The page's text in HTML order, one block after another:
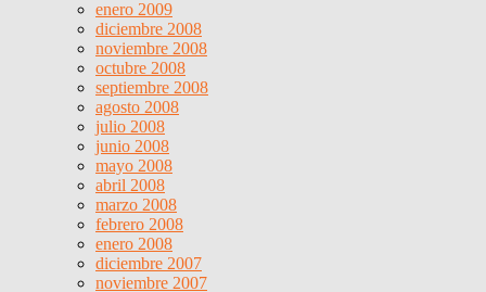
enero 2009
diciembre 2008
noviembre 2008
octubre 2008
septiembre 2008
agosto 2008
julio 2008
junio 2008
mayo 2008
abril 2008
marzo 2008
febrero 2008
enero 2008
diciembre 2007
noviembre 2007